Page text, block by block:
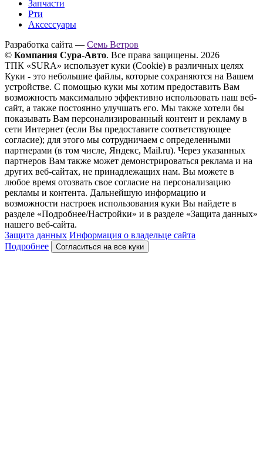
Запчасти
Рти
Аксессуары
Разработка сайта — Семь Ветров
© Компания Сура-Авто. Все права защищены. 2026
ТПК «SURA» использует куки (Cookie) в различных целях
Куки - это небольшие файлы, которые сохраняются на Вашем
устройстве. С помощью куки мы хотим предоставить Вам
возможность максимально эффективно использовать наш веб-
сайт, а также постоянно улучшать его. Мы также хотели бы
показывать Вам персонализированный контент и рекламу в
сети Интернет (если Вы предоставите соответствующее
согласие); для этого мы сотрудничаем с определенными
партнерами (в том числе, Яндекс, Mail.ru). Через указанных
партнеров Вам также может демонстрироваться реклама и на
других веб-сайтах, не принадлежащих нам. Вы можете в
любое время отозвать свое согласие на персонализацию
рекламы и контента. Дальнейшую информацию и
возможности настроек использования куки Вы найдете в
разделе «Подробнее/Настройки» и в разделе «Защита данных»
нашего веб-сайта.
Защита данных Информация о владельце сайта
Подробнее
Согласиться на все куки